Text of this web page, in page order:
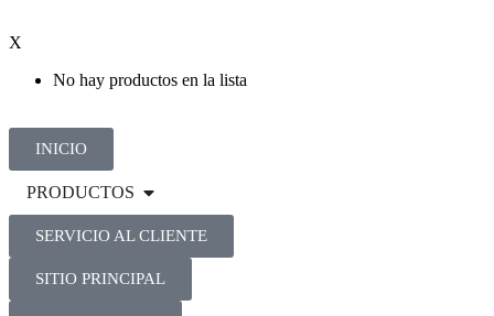
X
No hay productos en la lista
INICIO
PRODUCTOS
SERVICIO AL CLIENTE
SITIO PRINCIPAL